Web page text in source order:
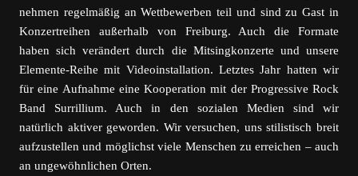
nehmen regelmäßig an Wettbewerben teil und sind zu Gast in
Konzertreihen außerhalb von Freiburg. Auch die Formate
haben sich verändert durch die Mitsingkonzerte und unsere
Elemente-Reihe mit Videoinstallation. Letztes Jahr hatten wir
für eine Aufnahme eine Kooperation mit der Progressive Rock
Band Surrillium. Auch in den sozialen Medien sind wir
natürlich aktiver geworden. Wir versuchen, uns stilistisch breit
aufzustellen und möglichst viele Menschen zu erreichen – auch
an ungewöhnlichen Orten.